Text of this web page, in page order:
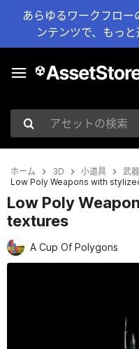
あらゆるワークフロー
ンテンツで、もっ
アセットの検索
ホーム 3D 小道具
武器
Low Poly Weapons with
Low Poly
textures
A Cup Of Polygons